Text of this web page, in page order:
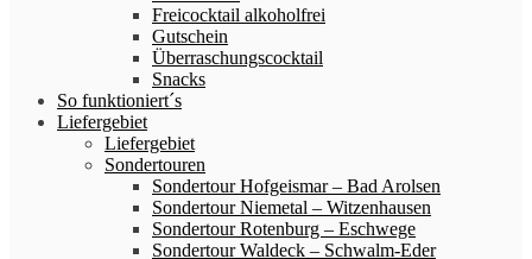
Freicocktail alkoholfrei
Gutschein
Überraschungscocktail
Snacks
So funktioniert´s
Liefergebiet
Liefergebiet
Sondertouren
Sondertour Hofgeismar – Bad Arolsen
Sondertour Niemetal – Witzenhausen
Sondertour Rotenburg – Eschwege
Sondertour Waldeck – Schwalm-Eder